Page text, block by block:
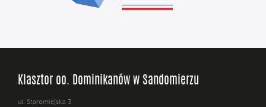
Klasztor oo. Dominikanów w Sandomierzu
ul. Staromiejska 3